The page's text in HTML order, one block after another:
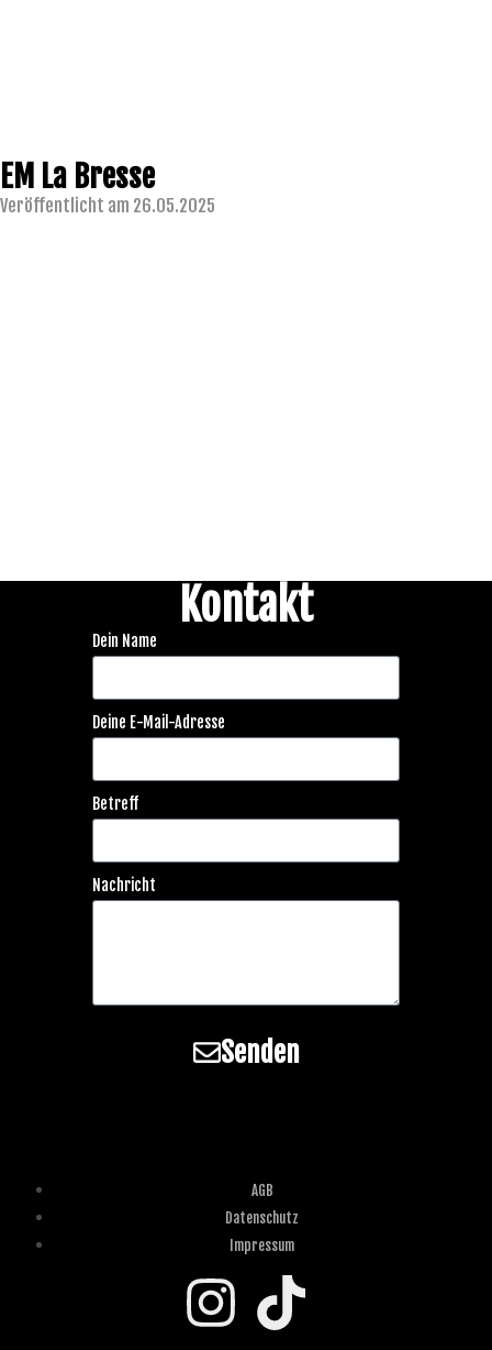
EM La Bresse
Veröffentlicht am 26.05.2025
Kontakt
Dein Name
Deine E-Mail-Adresse
Betreff
Nachricht
Senden
AGB
Datenschutz
Impressum